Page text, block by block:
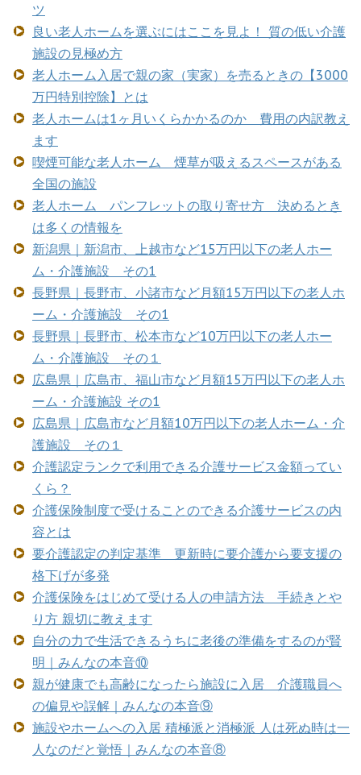
ツ
良い老人ホームを選ぶにはここを見よ！ 質の低い介護
施設の見極め方
老人ホーム入居で親の家（実家）を売るときの【3000
万円特別控除】とは
老人ホームは1ヶ月いくらかかるのか 費用の内訳教え
ます
喫煙可能な老人ホーム 煙草が吸えるスペースがある
全国の施設
老人ホーム パンフレットの取り寄せ方 決めるとき
は多くの情報を
新潟県｜新潟市、上越市など15万円以下の老人ホー
ム・介護施設 その1
長野県｜長野市、小諸市など月額15万円以下の老人ホ
ーム・介護施設 その1
長野県｜長野市、松本市など10万円以下の老人ホー
ム・介護施設 その１
広島県｜広島市、福山市など月額15万円以下の老人ホ
ーム・介護施設 その1
広島県｜広島市など月額10万円以下の老人ホーム・介
護施設 その１
介護認定ランクで利用できる介護サービス金額ってい
くら？
介護保険制度で受けることのできる介護サービスの内
容とは
要介護認定の判定基準 更新時に要介護から要支援の
格下げが多発
介護保険をはじめて受ける人の申請方法 手続きとや
り方 親切に教えます
自分の力で生活できるうちに老後の準備をするのが賢
明｜みんなの本音⑩
親が健康でも高齢になったら施設に入居 介護職員へ
の偏見や誤解｜みんなの本音⑨
施設やホームへの入居 積極派と消極派 人は死ぬ時は一
人なのだと覚悟｜みんなの本音⑧